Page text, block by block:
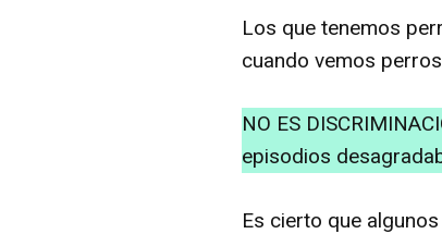
Los que tenemos
cuando vemos
NO ES
episodios
Es cierto que